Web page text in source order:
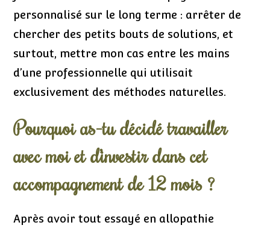
personnalisé sur le long terme : arrêter de
chercher des petits bouts de solutions, et
surtout, mettre mon cas entre les mains
d’une professionnelle qui utilisait
exclusivement des méthodes naturelles.
Pourquoi as-tu décidé travailler
avec moi et d’investir dans cet
accompagnement de 12 mois ?
Après avoir tout essayé en allopathie